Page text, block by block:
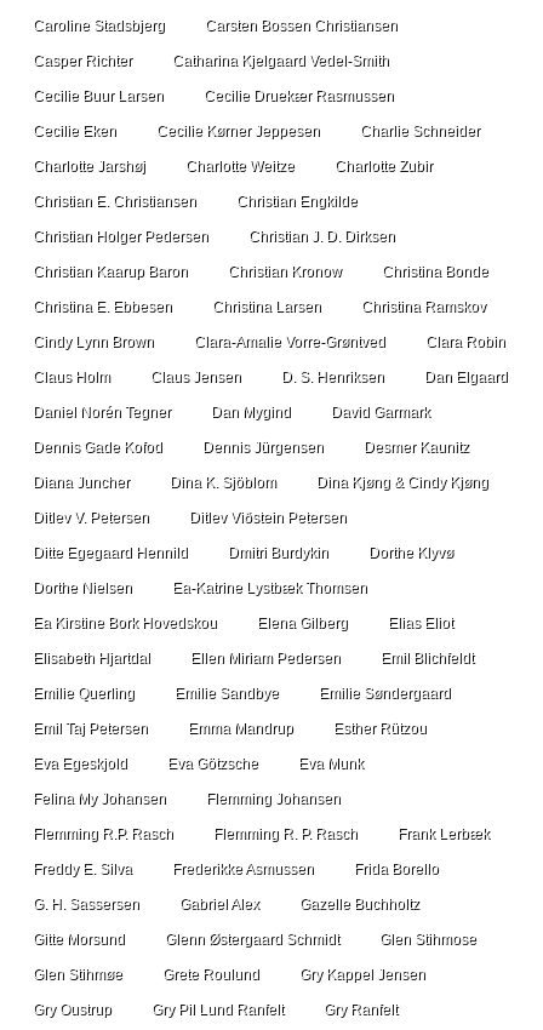
Caroline Stadsbjerg Carsten Bossen Christiansen
Casper Richter Catharina Kjelgaard Vedel-Smith
Cecilie Buur Larsen Cecilie Druekær Rasmussen
Cecilie Eken Cecilie Kørner Jeppesen Charlie Schneider
Charlotte Jarshøj Charlotte Weitze Charlotte Zubir
Christian E. Christiansen Christian Engkilde
Christian Holger Pedersen Christian J. D. Dirksen
Christian Kaarup Baron Christian Kronow Christina Bonde
Christina E. Ebbesen Christina Larsen Christina Ramskov
Cindy Lynn Brown Clara-Amalie Vorre-Grøntved Clara Robin
Claus Holm Claus Jensen D. S. Henriksen Dan Elgaard
Daniel Norén Tegner Dan Mygind David Garmark
Dennis Gade Kofod Dennis Jürgensen Desmer Kaunitz
Diana Juncher Dina K. Sjöblom Dina Kjøng & Cindy Kjøng
Ditlev V. Petersen Ditlev Viðstein Petersen
Ditte Egegaard Hennild Dmitri Burdykin Dorthe Klyvø
Dorthe Nielsen Ea-Katrine Lystbæk Thomsen
Ea Kirstine Bork Hovedskou Elena Gilberg Elias Eliot
Elisabeth Hjartdal Ellen Miriam Pedersen Emil Blichfeldt
Emilie Querling Emilie Sandbye Emilie Søndergaard
Emil Taj Petersen Emma Mandrup Esther Rützou
Eva Egeskjold Eva Götzsche Eva Munk
Felina My Johansen Flemming Johansen
Flemming R.P. Rasch Flemming R. P. Rasch Frank Lerbæk
Freddy E. Silva Frederikke Asmussen Frida Borello
G. H. Sassersen Gabriel Alex Gazelle Buchholtz
Gitte Morsund Glenn Østergaard Schmidt Glen Stihmose
Glen Stihmøe Grete Roulund Gry Kappel Jensen
Gry Oustrup Gry Pil Lund Ranfelt Gry Ranfelt